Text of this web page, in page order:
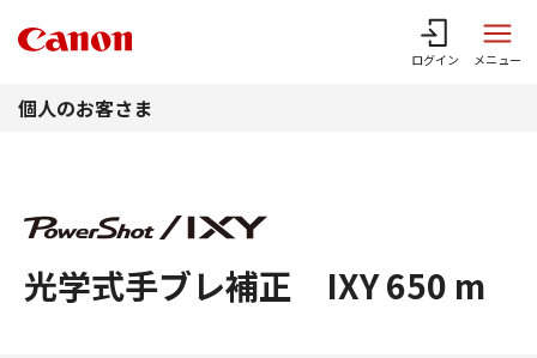
ログイン メニュー
個人のお客さま
光学式手ブレ補正 IXY 650 m